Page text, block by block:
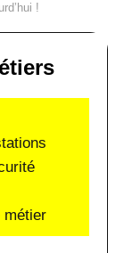
!
métier